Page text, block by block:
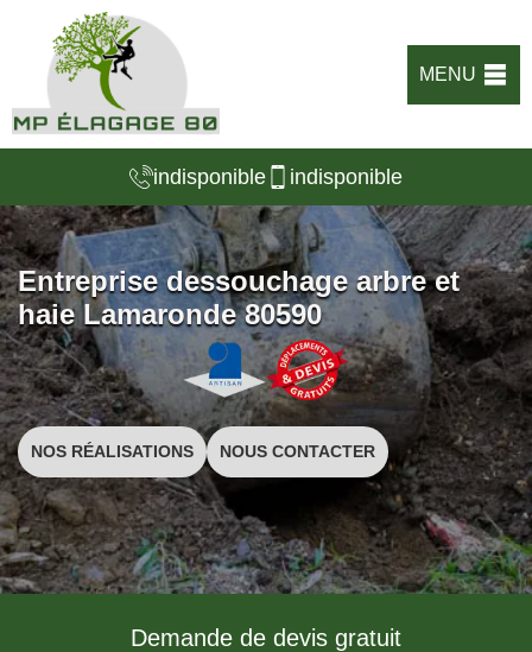
MENU
indisponible indisponible
Entreprise dessouchage arbre et
haie Lamaronde 80590
NOS RÉALISATIONS NOUS CONTACTER
Demande de devis gratuit